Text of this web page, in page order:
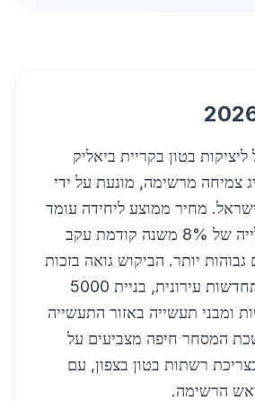
בטון בקריית ביאליק
2026 מציג צמיחה מרשימה, מונעת על ידי
ישראל. מחיר ממוצע ליחידה עומד
על 4350 ₪, עלייה של 8% משנה קודמת עקב
גבוהות יותר. הביקוש גואה בזכות
פרויקטים כמו התחדשות עירונית, בניית 5000
ומבני תעשייה באזור התעשייה
המסחר חיפה מצביעים על
של 15% בצריכת רשתות בטון בצפון, עם
הרשימה.